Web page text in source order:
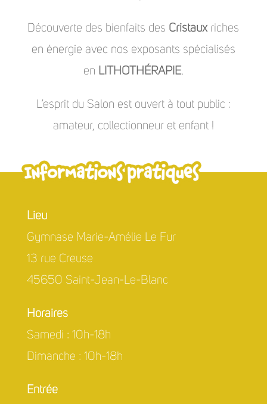
Découverte des bienfaits des Cristauxriches
en énergie avec nos exposants spécialisés
en LITHOTHÉRAPIE.
L’esprit du Salon est ouvert à tout public :
amateur, collectionneur et enfant !
Lieu
Gymnase Marie-Amélie Le Fur
13 rue Creuse
45650 Saint-Jean-Le-Blanc
Horaires
Samedi : 10h-18h
Dimanche : 10h-18h
Entrée